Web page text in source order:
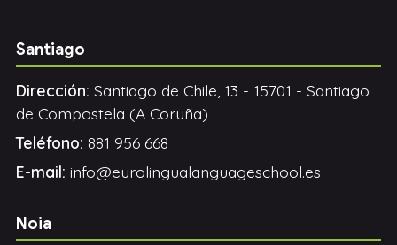
Santiago
Dirección: Santiago de Chile, 13 - 15701 - Santiago
de Compostela (A Coruña)
Teléfono: 881 956 668
E-mail: info@eurolingualanguageschool.es
Noia